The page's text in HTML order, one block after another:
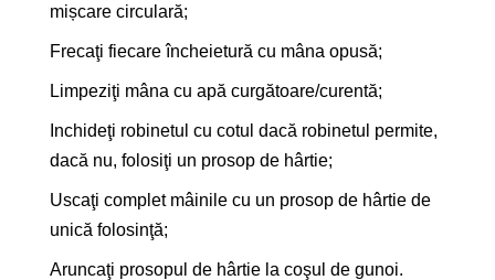
mișcare circulară;
Frecaţi fiecare încheietură cu mâna opusă;
Limpeziţi mâna cu apă curgătoare/curentă;
Inchideţi robinetul cu cotul dacă robinetul permite,
dacă nu, folosiţi un prosop de hârtie;
Uscaţi complet mâinile cu un prosop de hârtie de
unică folosinţă;
Aruncaţi prosopul de hârtie la coşul de gunoi.